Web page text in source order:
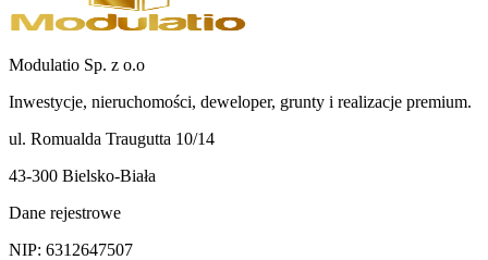
Modulatio Sp. z o.o
Inwestycje, nieruchomości, deweloper, grunty i realizacje premium.
ul. Romualda Traugutta 10/14
43-300 Bielsko-Biała
Dane rejestrowe
NIP: 6312647507